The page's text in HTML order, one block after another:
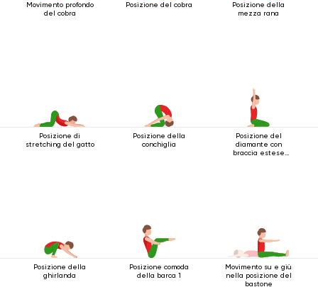
Movimento profondo
del cobra
Posizione del cobra
Posizione della
mezza rana
Posizione di
stretching del gatto
Posizione della
conchiglia
Posizione del
diamante con
braccia estese
Posizione della
ghirlanda
Posizione comoda
della barca 1
Movimento su e giù
nella posizione del
bastone